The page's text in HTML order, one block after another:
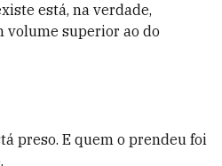
está, na verdade,
volume superior ao do
preso. E quem o prendeu foi